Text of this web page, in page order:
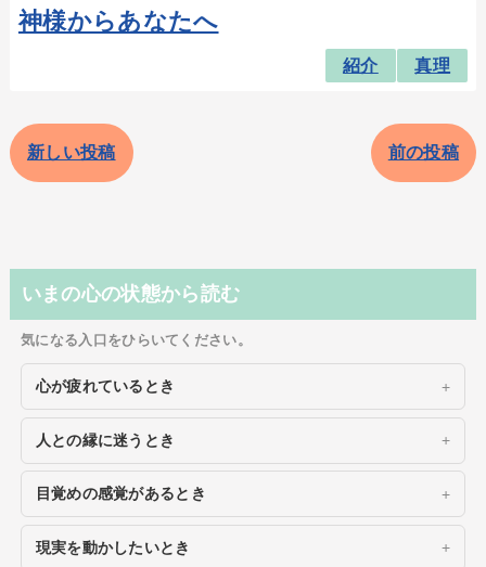
神様からあなたへ
紹介 真理
新しい投稿 前の投稿
いまの心の状態から読む
気になる入口をひらいてください。
心が疲れているとき
人との縁に迷うとき
目覚めの感覚があるとき
現実を動かしたいとき